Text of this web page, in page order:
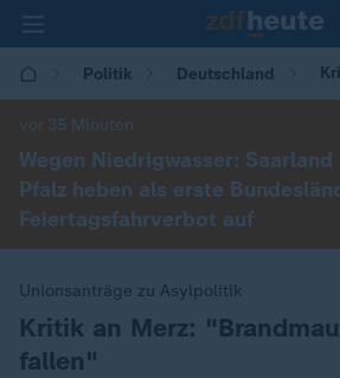
Politik Deutschland
vor 35 Minuten
Wegen Niedrigwasser:
Pfalz heben als erste
Feiertagsfahrverbot auf
Unionsanträge zu Asylpolitik
:Kritik an Merz:
fallen"